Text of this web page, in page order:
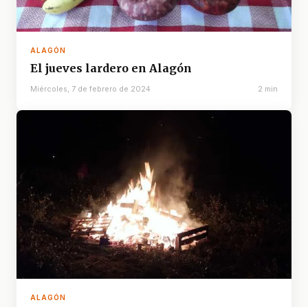
ALAGÓN
El jueves lardero en Alagón
Miércoles, 7 de febrero de 2024 2 min
ALAGÓN